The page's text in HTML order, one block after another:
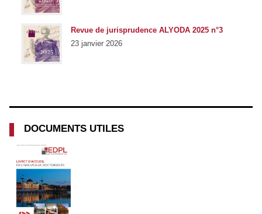
Revue de jurisprudence ALYODA 2025 n°3
23 janvier 2026
DOCUMENTS UTILES